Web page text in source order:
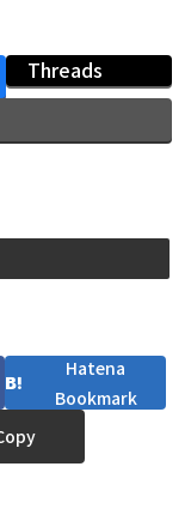
Threads
Hatena
Bookmark